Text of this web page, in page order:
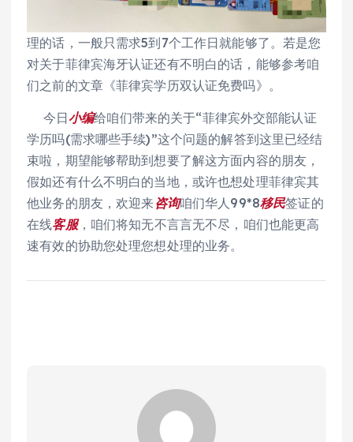
理的话，一般只需求5到7个工作日就能够了。若是您
对关于菲律宾海牙认证还有不明白的话，能够参考咱
们之前的文章《菲律宾学历双认证免费吗》。
今日小编给咱们带来的关于“菲律宾外交部能认证
学历吗(需求哪些手续)”这个问题的解答到这里已经结
束啦，期望能够帮助到想要了解这方面内容的朋友，
假如还有什么不明白的当地，或许也想处理菲律宾其
他业务的朋友，欢迎来咨询咱们华人99*8移民签证的
在线客服，咱们将知无不言言无不尽，咱们也能更高
速有效的协助您处理您想处理的业务。